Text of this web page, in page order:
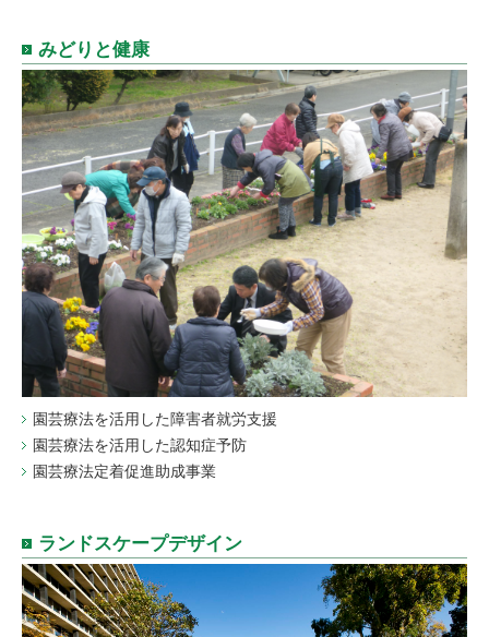
みどりと健康
園芸療法を活用した障害者就労支援
園芸療法を活用した認知症予防
園芸療法定着促進助成事業
ランドスケープデザイン